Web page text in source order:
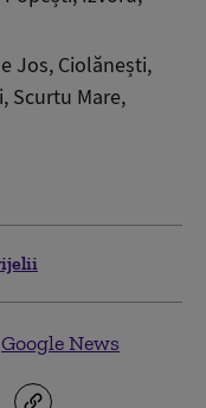
Jos, Ciolănești,
Scurtu Mare,
Google News